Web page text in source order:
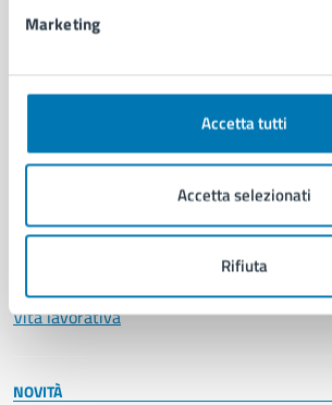
Marketing
Accetta tutti
Accetta selezionati
Rifiuta
CATEGORIE DI SERVIZIO
Documenti e certificati
Educazione e formazione
Imprese e commercio
Salute, benessere e assistenza
Servizi Cimiteriali
Vita lavorativa
NOVITÀ